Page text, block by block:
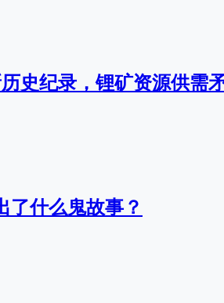
史纪录，锂矿资源供需
了什么鬼故事？